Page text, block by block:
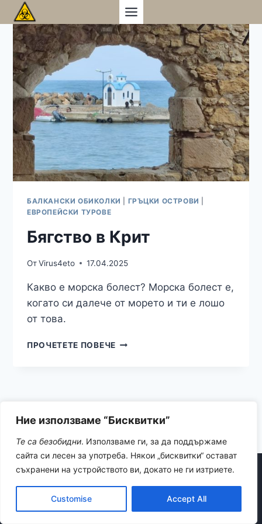
Ние използваме “Бисквитки”
Те са безобидни. Използваме ги, за да поддържаме
сайта си лесен за употреба. Някои „бисквитки“ остават
съхранени на устройството ви, докато не ги изтриете.
Customise Accept All
Към
съдържанието
БАЛКАНСКИ ОБИКОЛКИ ГРЪЦКИ ОСТРОВИ
ЕВРОПЕЙСКИ ТУРОВЕ
Бягство в Крит
ОтVirus4eto 17.04.2025
Какво е морска болест? Морска болест е,
когато си далече от морето и ти е лошо
от това.
ПРОЧЕТЕТЕ ПОВЕЧЕБЯГСТВО
© 2026 ViRuS adventures